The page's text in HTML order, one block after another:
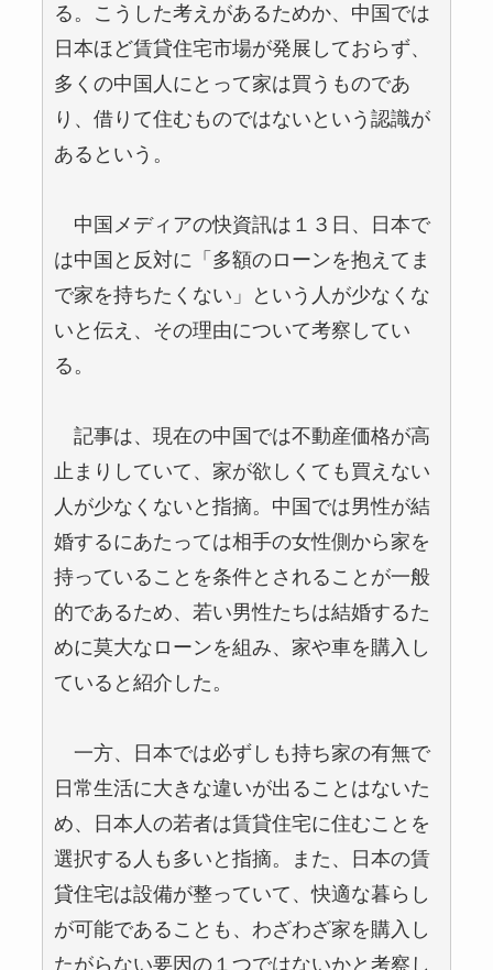
る。こうした考えがあるためか、中国では
日本ほど賃貸住宅市場が発展しておらず、
多くの中国人にとって家は買うものであ
り、借りて住むものではないという認識が
あるという。
中国メディアの快資訊は１３日、日本で
は中国と反対に「多額のローンを抱えてま
で家を持ちたくない」という人が少なくな
いと伝え、その理由について考察してい
る。
記事は、現在の中国では不動産価格が高
止まりしていて、家が欲しくても買えない
人が少なくないと指摘。中国では男性が結
婚するにあたっては相手の女性側から家を
持っていることを条件とされることが一般
的であるため、若い男性たちは結婚するた
めに莫大なローンを組み、家や車を購入し
ていると紹介した。
一方、日本では必ずしも持ち家の有無で
日常生活に大きな違いが出ることはないた
め、日本人の若者は賃貸住宅に住むことを
選択する人も多いと指摘。また、日本の賃
貸住宅は設備が整っていて、快適な暮らし
が可能であることも、わざわざ家を購入し
たがらない要因の１つではないかと考察し